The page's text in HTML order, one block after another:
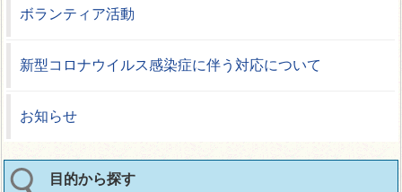
ボランティア活動
新型コロナウイルス感染症に伴う対応について
お知らせ
目的から探す